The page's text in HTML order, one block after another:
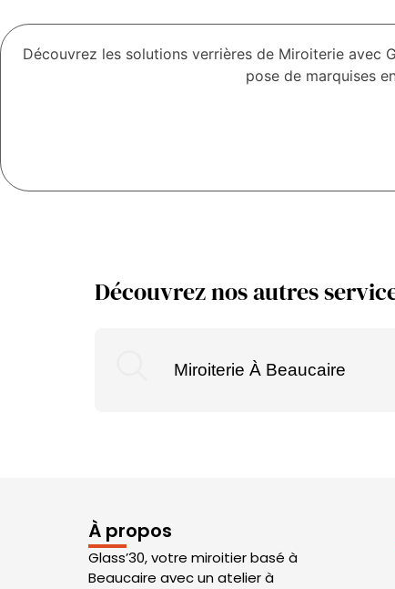
Découvrez les solutions verrières de Miroiterie avec
pose de marquises
Découvrez nos autres
Miroiterie À Beaucaire
À propos
Glass’30, votre miroitier basé à
Beaucaire avec un atelier à